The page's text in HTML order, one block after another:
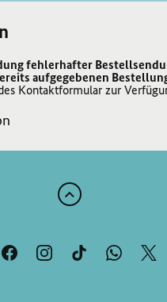
fehlerhafter
aufgegebenen
Kontaktformular zur
Zum
der
Seite